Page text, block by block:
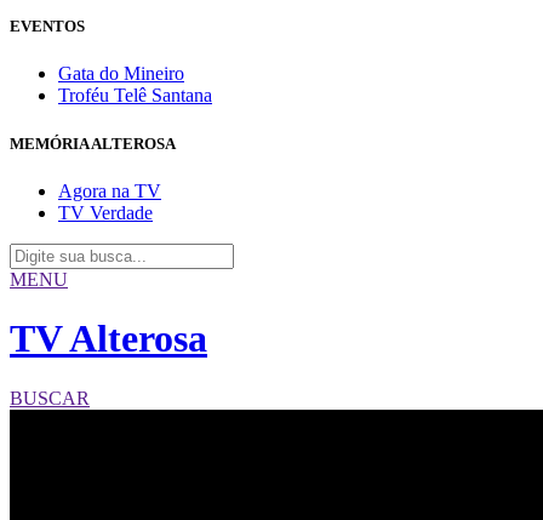
EVENTOS
Gata do Mineiro
Troféu Telê Santana
MEMÓRIA ALTEROSA
Agora na TV
TV Verdade
MENU
TV Alterosa
BUSCAR